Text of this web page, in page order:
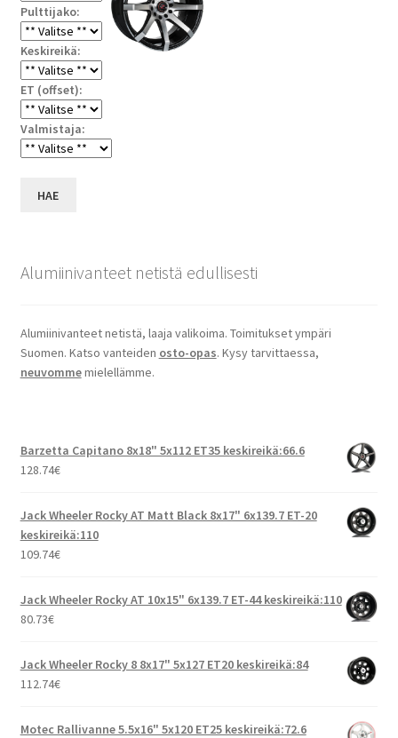
Pulttijako:
Keskireikä:
ET (offset):
Valmistaja:
HAE
Alumiinivanteet netistä edullisesti
Alumiinivanteet netistä, laaja valikoima. Toimitukset ympäri
Suomen. Katso vanteiden osto-opas. Kysy tarvittaessa,
neuvommemielellämme.
Barzetta Capitano 8x18" 5x112 ET35 keskireikä:66.6
128.74€
Jack Wheeler Rocky AT Matt Black 8x17" 6x139.7 ET-20
keskireikä:110
109.74€
Jack Wheeler Rocky AT 10x15" 6x139.7 ET-44 keskireikä:110
80.73€
Jack Wheeler Rocky 8 8x17" 5x127 ET20 keskireikä:84
112.74€
Motec Rallivanne 5.5x16" 5x120 ET25 keskireikä:72.6